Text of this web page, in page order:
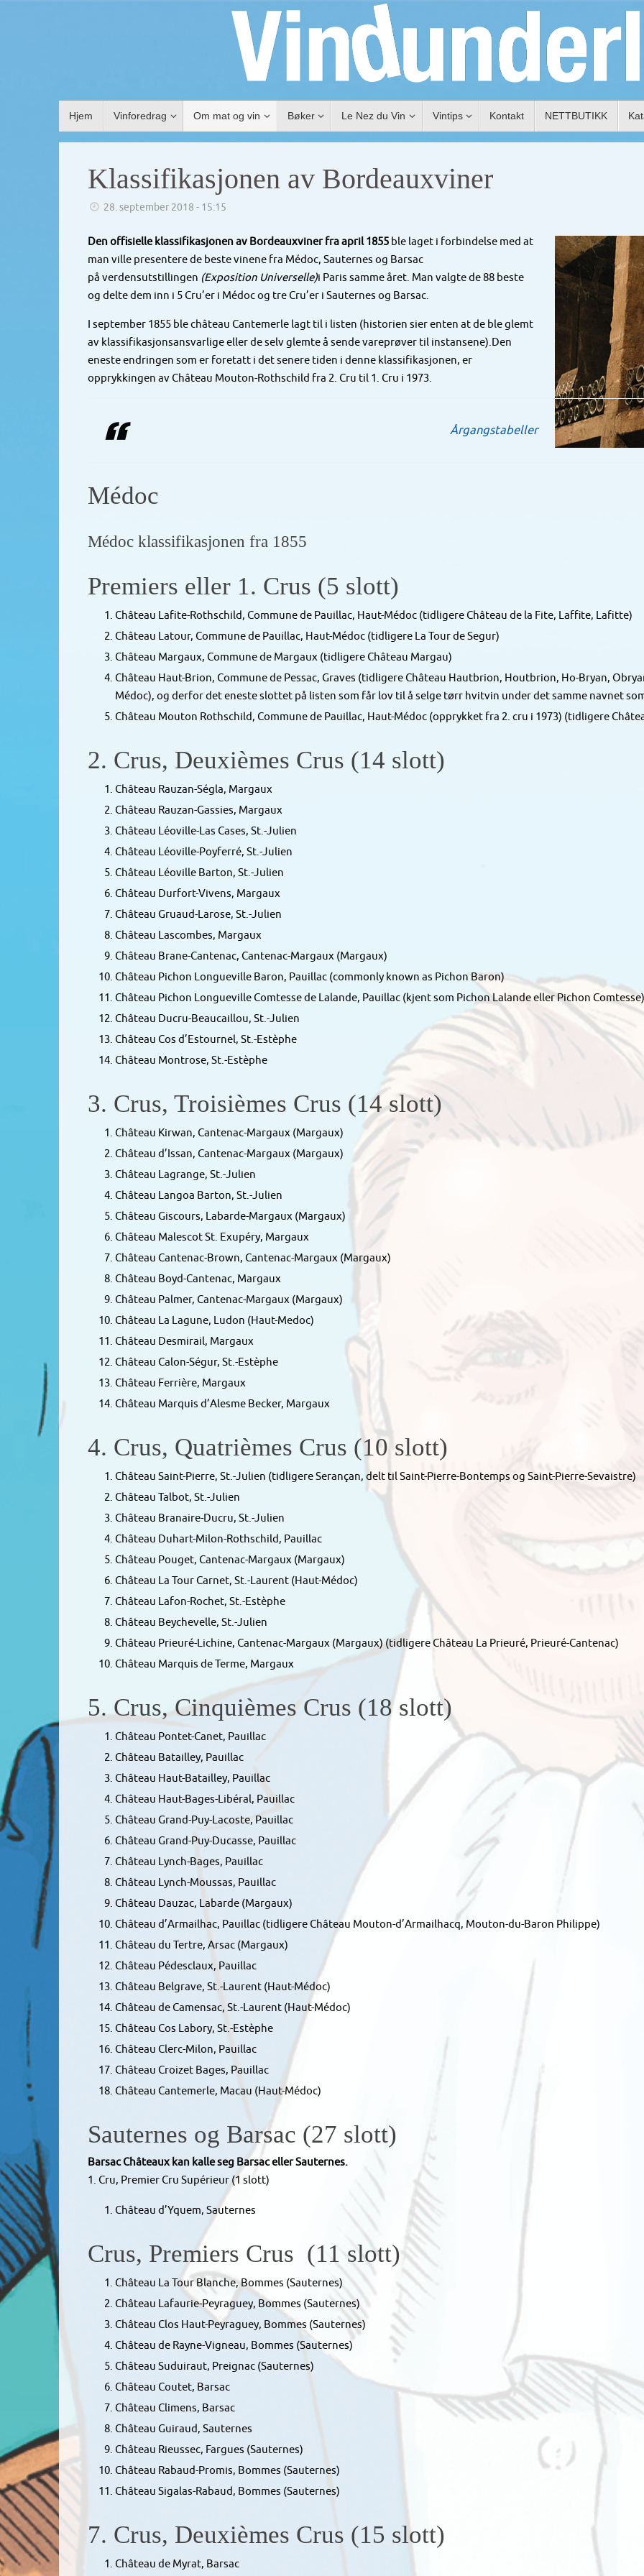
Hjem Vinforedrag Om mat og vin Bøker Le Nez du Vin Vintips Kontakt NETTBUTIKK
Klassifikasjonen av Bordeauxviner
28. september 2018 - 15:15
Den offisielle klassifikasjonen av Bordeauxviner fra april 1855 ble laget i forbindelse med at
man ville presentere de beste vinene fra Médoc, Sauternes og Barsac
på verdensutstillingen (Exposition Universelle)i Paris samme året. Man valgte de 88 beste
og delte dem inn i 5 Cru’er i Médoc og tre Cru’er i Sauternes og Barsac.
I september 1855 ble château Cantemerle lagt til i listen (historien sier enten at de ble glemt
av klassifikasjonsansvarlige eller de selv glemte å sende vareprøver til instansene).Den
eneste endringen som er foretatt i det senere tiden i denne klassifikasjonen, er
opprykkingen av Château Mouton-Rothschild fra 2. Cru til 1. Cru i 1973.
Årgangstabeller
Médoc
Médoc klassifikasjonen fra 1855
Premiers eller 1. Crus (5 slott)
Château Lafite-Rothschild, Commune de Pauillac, Haut-Médoc (tidligere Château de la Fite, Laffite, Lafitte)
Château Latour, Commune de Pauillac, Haut-Médoc (tidligere La Tour de Segur)
Château Margaux, Commune de Margaux (tidligere Château Margau)
Château Haut-Brion, Commune de Pessac, Graves (tidligere Château Hautbrion, Houtbrion, Ho-Bryan,
Médoc), og derfor det eneste slottet på listen som får lov til å selge tørr hvitvin under det samme navnet
Château Mouton Rothschild, Commune de Pauillac, Haut-Médoc (opprykket fra 2. cru i 1973) (tidligere
2. Crus, Deuxièmes Crus (14 slott)
Château Rauzan-Ségla, Margaux
Château Rauzan-Gassies, Margaux
Château Léoville-Las Cases, St.-Julien
Château Léoville-Poyferré, St.-Julien
Château Léoville Barton, St.-Julien
Château Durfort-Vivens, Margaux
Château Gruaud-Larose, St.-Julien
Château Lascombes, Margaux
Château Brane-Cantenac, Cantenac-Margaux (Margaux)
Château Pichon Longueville Baron, Pauillac (commonly known as Pichon Baron)
Château Pichon Longueville Comtesse de Lalande, Pauillac (kjent som Pichon Lalande eller Pichon Comtesse)
Château Ducru-Beaucaillou, St.-Julien
Château Cos d’Estournel, St.-Estèphe
Château Montrose, St.-Estèphe
3. Crus, Troisièmes Crus (14 slott)
Château Kirwan, Cantenac-Margaux (Margaux)
Château d’Issan, Cantenac-Margaux (Margaux)
Château Lagrange, St.-Julien
Château Langoa Barton, St.-Julien
Château Giscours, Labarde-Margaux (Margaux)
Château Malescot St. Exupéry, Margaux
Château Cantenac-Brown, Cantenac-Margaux (Margaux)
Château Boyd-Cantenac, Margaux
Château Palmer, Cantenac-Margaux (Margaux)
Château La Lagune, Ludon (Haut-Medoc)
Château Desmirail, Margaux
Château Calon-Ségur, St.-Estèphe
Château Ferrière, Margaux
Château Marquis d’Alesme Becker, Margaux
4. Crus, Quatrièmes Crus (10 slott)
Château Saint-Pierre, St.-Julien (tidligere Serançan, delt til Saint-Pierre-Bontemps og Saint-Pierre-Sevaistre)
Château Talbot, St.-Julien
Château Branaire-Ducru, St.-Julien
Château Duhart-Milon-Rothschild, Pauillac
Château Pouget, Cantenac-Margaux (Margaux)
Château La Tour Carnet, St.-Laurent (Haut-Médoc)
Château Lafon-Rochet, St.-Estèphe
Château Beychevelle, St.-Julien
Château Prieuré-Lichine, Cantenac-Margaux (Margaux) (tidligere Château La Prieuré, Prieuré-Cantenac)
Château Marquis de Terme, Margaux
5. Crus, Cinquièmes Crus (18 slott)
Château Pontet-Canet, Pauillac
Château Batailley, Pauillac
Château Haut-Batailley, Pauillac
Château Haut-Bages-Libéral, Pauillac
Château Grand-Puy-Lacoste, Pauillac
Château Grand-Puy-Ducasse, Pauillac
Château Lynch-Bages, Pauillac
Château Lynch-Moussas, Pauillac
Château Dauzac, Labarde (Margaux)
Château d’Armailhac, Pauillac (tidligere Château Mouton-d’Armailhacq, Mouton-du-Baron Philippe)
Château du Tertre, Arsac (Margaux)
Château Pédesclaux, Pauillac
Château Belgrave, St.-Laurent (Haut-Médoc)
Château de Camensac, St.-Laurent (Haut-Médoc)
Château Cos Labory, St.-Estèphe
Château Clerc-Milon, Pauillac
Château Croizet Bages, Pauillac
Château Cantemerle, Macau (Haut-Médoc)
Sauternes og Barsac (27 slott)
Barsac Châteaux kan kalle seg Barsac eller Sauternes.
1. Cru, Premier Cru Supérieur (1 slott)
Château d’Yquem, Sauternes
Crus, Premiers Crus (11 slott)
Château La Tour Blanche, Bommes (Sauternes)
Château Lafaurie-Peyraguey, Bommes (Sauternes)
Château Clos Haut-Peyraguey, Bommes (Sauternes)
Château de Rayne-Vigneau, Bommes (Sauternes)
Château Suduiraut, Preignac (Sauternes)
Château Coutet, Barsac
Château Climens, Barsac
Château Guiraud, Sauternes
Château Rieussec, Fargues (Sauternes)
Château Rabaud-Promis, Bommes (Sauternes)
Château Sigalas-Rabaud, Bommes (Sauternes)
7. Crus, Deuxièmes Crus (15 slott)
Château de Myrat, Barsac